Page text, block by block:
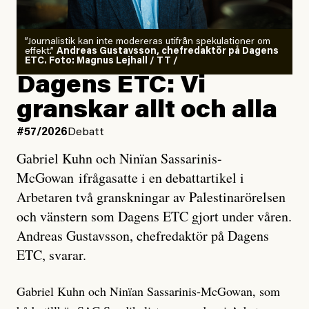
”Journalistik kan inte modereras utifrån spekulationer om
effekt.” Andreas Gustavsson, chefredaktör på Dagens
ETC. Foto: Magnus Lejhall / TT /
Dagens ETC: Vi
granskar allt och alla
#57/2026 Debatt
Gabriel Kuhn och Ninïan Sassarinis-
McGowan ifrågasatte i en debattartikel i
Arbetaren två granskningar av Palestinarörelsen
och vänstern som Dagens ETC gjort under våren.
Andreas Gustavsson, chefredaktör på Dagens
ETC, svarar.
Gabriel Kuhn och Ninïan Sassarinis-McGowan, som